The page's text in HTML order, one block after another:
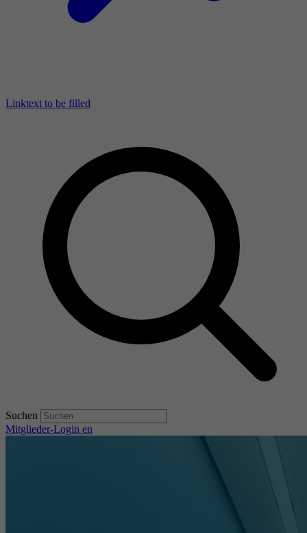
Linktext to be filled
Suchen
Mitglieder-Login en